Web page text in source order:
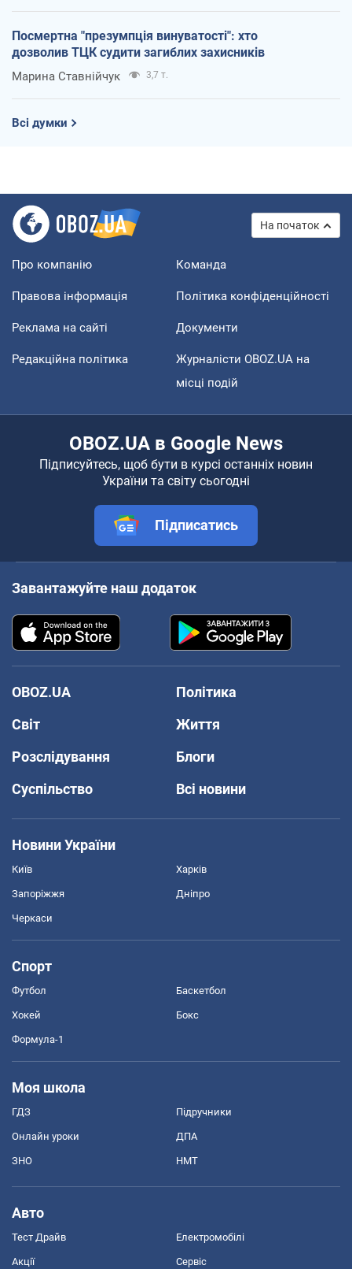
Посмертна "презумпція винуватості": хто
дозволив ТЦК судити загиблих захисників
Марина Ставнійчук 3,7 т.
Всі думки
На початок
Про компанію Команда
Правова інформація Політика конфіденційності
Реклама на сайті Документи
Редакційна політика
Журналісти OBOZ.UA на
місці подій
OBOZ.UA в Google News
Підписуйтесь, щоб бути в курсі останніх новин
України та світу сьогодні
Підписатись
Завантажуйте наш додаток
OBOZ.UA
Політика
Світ
Життя
Розслідування
Блоги
Суспільство
Всі новини
Новини України
Київ Харків
Запоріжжя Дніпро
Черкаси
Спорт
Футбол Баскетбол
Хокей Бокс
Формула-1
Моя школа
ГДЗ Підручники
Онлайн уроки ДПА
ЗНО НМТ
Авто
Тест Драйв Електромобілі
Акції Сервіс